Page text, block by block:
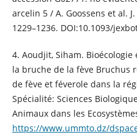
arcelin 5 / A. Goossens et al.
1229–1236. DOI:10.1093/
4. Aoudjit, Siham.
la bruche de la fève Bruchus
de fève et féverole dans la
Spécialité: Sciences
Animaux dans les
https://www.ummto.dz/